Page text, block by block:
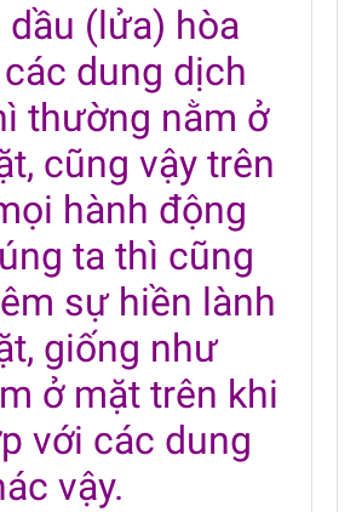
dầu (lửa) hòa
dung dịch
thường nằm ở
cũng vậy trên
hành động
ta thì cũng
sự hiền lành
giống như
ở mặt trên khi
với các dung
vậy.